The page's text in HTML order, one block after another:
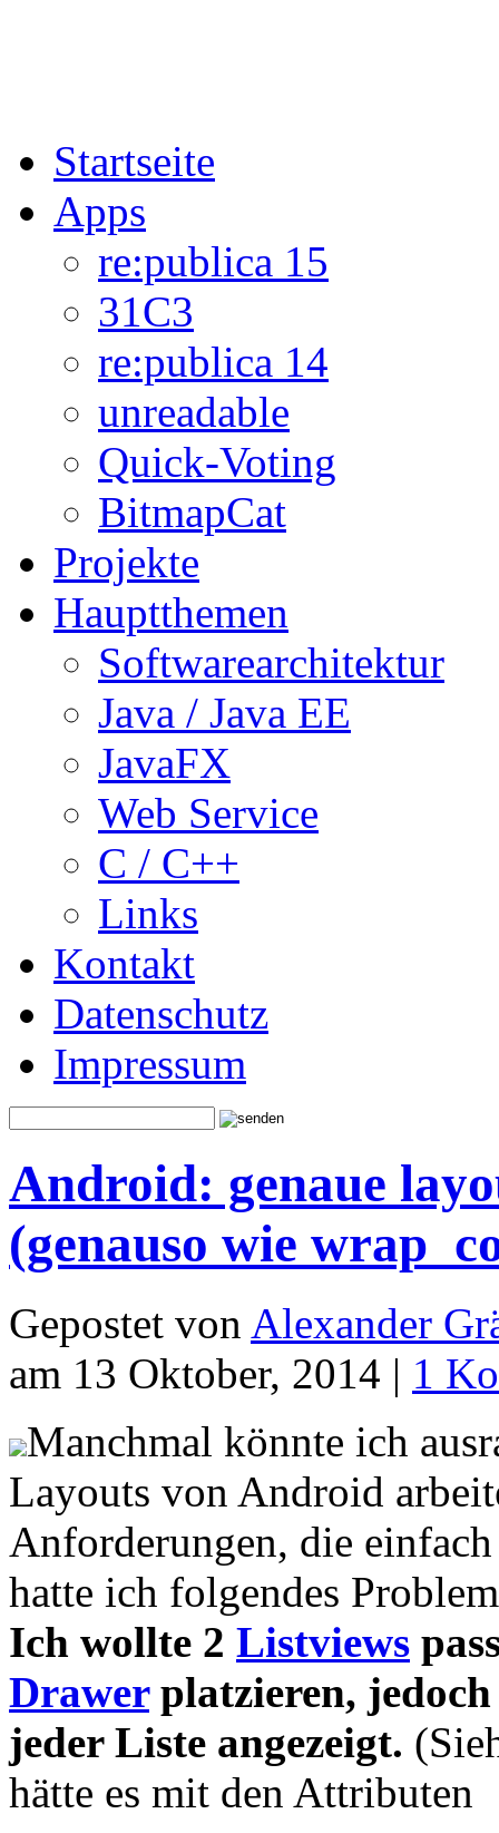
Startseite
Apps
re:publica 15
31C3
re:publica 14
unreadable
Quick-Voting
BitmapCat
Projekte
Hauptthemen
Softwarearchitektur
Java / Java EE
JavaFX
Web Service
C / C++
Links
Kontakt
Datenschutz
Impressum
Android: genaue
(genauso wie
Gepostet von Alexander
am 13 Oktober, 2014 | 1
Manchmal könnte ich
Layouts von Android
Anforderungen, die
hatte ich folgendes
Ich wollte 2 Listviews
Drawerplatzieren,
jeder Liste angezeigt.
hätte es mit den Attributen